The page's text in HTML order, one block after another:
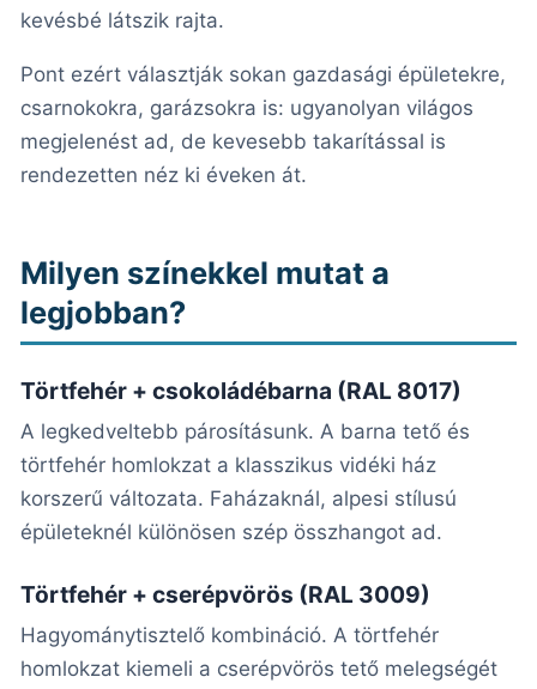
kevésbé látszik rajta.
Pont ezért választják sokan gazdasági épületekre,
csarnokokra, garázsokra is: ugyanolyan világos
megjelenést ad, de kevesebb takarítással is
rendezetten néz ki éveken át.
Milyen színekkel mutat a
legjobban?
Törtfehér + csokoládébarna (RAL 8017)
A legkedveltebb párosításunk. A barna tető és
törtfehér homlokzat a klasszikus vidéki ház
korszerű változata. Faházaknál, alpesi stílusú
épületeknél különösen szép összhangot ad.
Törtfehér + cserépvörös (RAL 3009)
Hagyománytisztelő kombináció. A törtfehér
homlokzat kiemeli a cserépvörös tető melegségét